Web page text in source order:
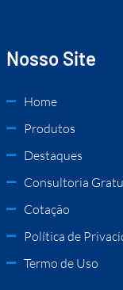
Nosso Site
Home
Produtos
Destaques
Consultoria
Cotação
Política de
Termo de Uso